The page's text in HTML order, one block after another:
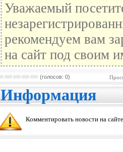
Уважаемый
рекомендуем вам
на сайт под своим
(голосов: 0)
Информация
Комментировать новости на